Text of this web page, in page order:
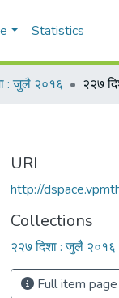
Statistics
: जुलै २०१६ २२७
URI
http://
Collections
२२७ दिशा : जुलै २०१६
Full item page